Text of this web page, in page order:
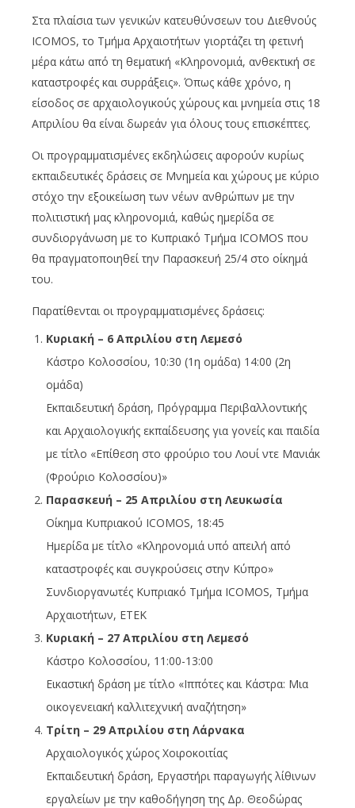
Στα πλαίσια των γενικών κατευθύνσεων του Διεθνούς
ICOMOS, το Τμήμα Αρχαιοτήτων γιορτάζει τη φετινή
μέρα κάτω από τη θεματική «Κληρονομιά, ανθεκτική σε
καταστροφές και συρράξεις». Όπως κάθε χρόνο, η
είσοδος σε αρχαιολογικούς χώρους και μνημεία στις 18
Απριλίου θα είναι δωρεάν για όλους τους επισκέπτες.
Οι προγραμματισμένες εκδηλώσεις αφορούν κυρίως
εκπαιδευτικές δράσεις σε Μνημεία και χώρους με κύριο
στόχο την εξοικείωση των νέων ανθρώπων με την
πολιτιστική μας κληρονομιά, καθώς ημερίδα σε
συνδιοργάνωση με το Κυπριακό Τμήμα ICOMOS που
θα πραγματοποιηθεί την Παρασκευή 25/4 στο οίκημά
του.
Παρατίθενται οι προγραμματισμένες δράσεις:
Κυριακή – 6 Απριλίου στη Λεμεσό
Κάστρο Κολοσσίου, 10:30 (1η ομάδα) 14:00 (2η
ομάδα)
Εκπαιδευτική δράση, Πρόγραμμα Περιβαλλοντικής
και Αρχαιολογικής εκπαίδευσης για γονείς και παιδία
με τίτλο «Επίθεση στο φρούριο του Λουί ντε Μανιάκ
(Φρούριο Κολοσσίου)»
Παρασκευή – 25 Απριλίου στη Λευκωσία
Οίκημα Κυπριακού ICOMOS, 18:45
Ημερίδα με τίτλο «Κληρονομιά υπό απειλή από
καταστροφές και συγκρούσεις στην Κύπρο»
Συνδιοργανωτές Κυπριακό Τμήμα ICOMOS, Τμήμα
Αρχαιοτήτων, ΕΤΕΚ
Κυριακή – 27 Απριλίου στη Λεμεσό
Κάστρο Κολοσσίου, 11:00-13:00
Εικαστική δράση με τίτλο «Ιππότες και Κάστρα: Μια
οικογενειακή καλλιτεχνική αναζήτηση»
Τρίτη – 29 Απριλίου στη Λάρνακα
Αρχαιολογικός χώρος Χοιροκοιτίας
Εκπαιδευτική δράση, Εργαστήρι παραγωγής λίθινων
εργαλείων με την καθοδήγηση της Δρ. Θεοδώρας